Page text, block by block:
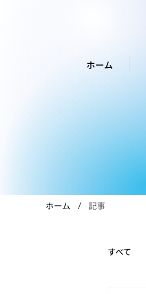
ホーム
ホーム / 記事
すべて